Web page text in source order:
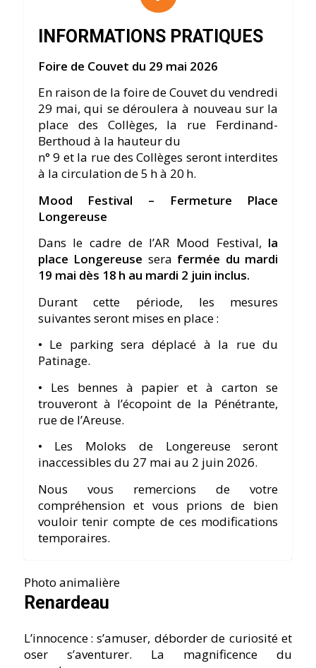
INFORMATIONS PRATIQUES
Foire de Couvet du 29 mai 2026
En raison de la foire de Couvet du vendredi
29 mai, qui se déroulera à nouveau sur la
place des Collèges, la rue Ferdinand-
Berthoud à la hauteur du
n° 9 et la rue des Collèges seront interdites
à la circulation de 5 h à 20 h.
Mood Festival – Fermeture Place
Longereuse
Dans le cadre de l’AR Mood Festival, la
place Longereuse sera fermée du mardi
19 mai dès 18 h au mardi 2 juin inclus.
Durant cette période, les mesures
suivantes seront mises en place :
• Le parking sera déplacé à la rue du
Patinage.
• Les bennes à papier et à carton se
trouveront à l’écopoint de la Pénétrante,
rue de l’Areuse.
• Les Moloks de Longereuse seront
inaccessibles du 27 mai au 2 juin 2026.
Nous vous remercions de votre
compréhension et vous prions de bien
vouloir tenir compte de ces modifications
temporaires.
Photo animalière
Renardeau
L’innocence : s’amuser, déborder de curiosité et
oser s’aventurer. La magnificence du